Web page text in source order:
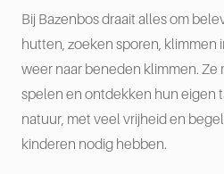
Bij Bazenbos draait alles om
hutten, zoeken sporen, klimmen
weer naar beneden klimmen. Ze
spelen en ontdekken hun eigen
natuur, met veel vrijheid en
kinderen nodig hebben.